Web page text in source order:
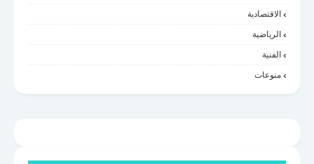
الاقتصادية
الرياضية
الفنية
منوعات